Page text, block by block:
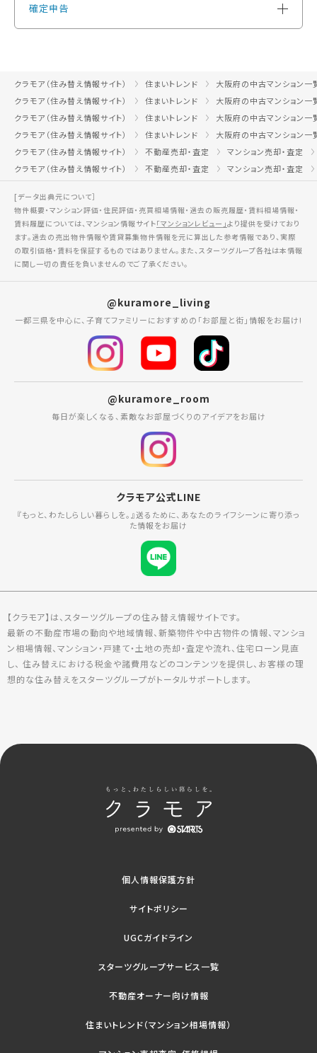
確定申告
クラモア（住み替え情報サイト） 住まいトレンド
大阪府の中古マンション一
クラモア（住み替え情報サイト）
住まいトレンド
大阪府の中古マンション一
クラモア（住み替え情報サイト）
住まいトレンド
大阪府の中古マンション一
クラモア（住み替え情報サイト）
住まいトレンド
大阪府の中古マンション一
クラモア（住み替え情報サイト）
不動産売却・査定
マンション売却・査定
クラモア（住み替え情報サイト）
不動産売却・査定 マンション売却・査定
[データ出典元について］
物件概要・マンション評価・住民評価・売買相場情報・過去の販売履歴・賃料相場情報・
賃料履歴については、マンション情報サイト「マンションレビュー」より提供を受けており
ます。過去の売出物件情報や賃貸募集物件情報を元に算出した参考情報であり、実際
の取引価格・賃料を保証するものではありません。また、スターツグループ各社は本情報
に関し一切の責任を負いませんのでご了承ください。
@kuramore_living
一都三県を中心に、子育てファミリーにおすすめの「お部屋と街」情報をお届け!
@kuramore_room
毎日が楽しくなる、素敵なお部屋づくりのアイデアをお届け
クラモア公式LINE
『もっと、わたしらしい暮らしを。』送るために、あなたのライフシーンに寄り添っ
た情報をお届け
【クラモア】は、スターツグループの住み替え情報サイトです。
最新の不動産市場の動向や地域情報、新築物件や中古物件の情報、マンショ
ン相場情報、マンション・戸建て・土地の売却・査定や流れ、住宅ローン見直
し、 住み替えにおける税金や諸費用などのコンテンツを提供し、お客様の理
想的な住み替えをスターツグループがトータルサポートします。
個人情報保護方針
サイトポリシー
UGCガイドライン
スターツグループサービス一覧
不動産オーナー向け情報
住まいトレンド（マンション相場情報）